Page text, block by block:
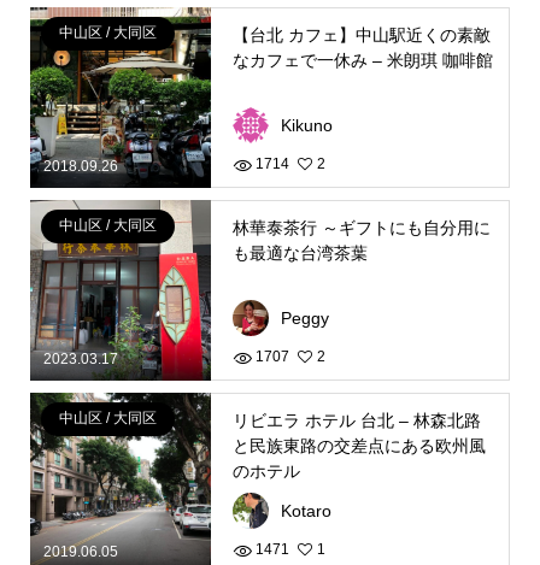
2018.09.26
中山区 / 大同区
【台北 カフェ】中山駅近くの素敵
なカフェで一休み – 米朗琪 咖啡館
Kikuno
1714 2
2023.03.17
中山区 / 大同区
林華泰茶行 ～ギフトにも自分用に
も最適な台湾茶葉
Peggy
1707 2
2019.06.05
中山区 / 大同区
リビエラ ホテル 台北 – 林森北路
と民族東路の交差点にある欧州風
のホテル
Kotaro
1471 1